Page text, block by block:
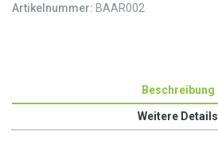
Artikelnummer: BAAR002
Beschreibung
Weitere Details